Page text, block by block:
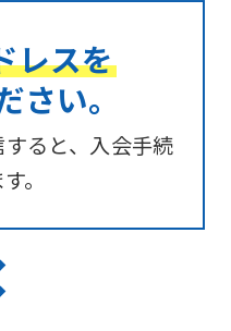
レスを
さい。
ると、入会手続
。